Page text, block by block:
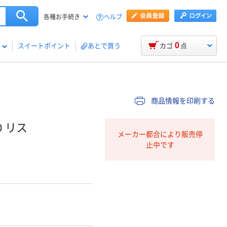
各種お手続き ヘルプ
スイートポイント あとで買う カゴ 0 点
商品情報を印刷する
リス
メーカー都合により販売停
止中です